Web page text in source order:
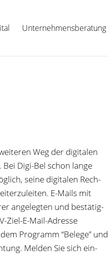
Unter­neh­mens­be­ra­tung
Weg der digi­ta­len
Digi-Bel schon lange
seine digi­ta­len Rech­
E-Mails mit
ange­leg­ten und bestä­tig­
Ziel-E-Mail-Adresse
Pro­gramm “Belege” und
Mel­den Sie sich ein­